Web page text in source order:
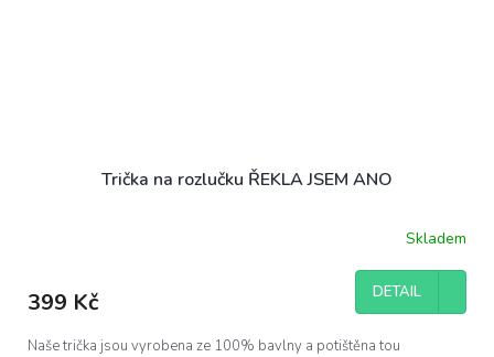
Trička na rozlučku ŘEKLA JSEM ANO
Skladem
399 Kč DETAIL
Naše trička jsou vyrobena ze 100% bavlny a potištěna tou